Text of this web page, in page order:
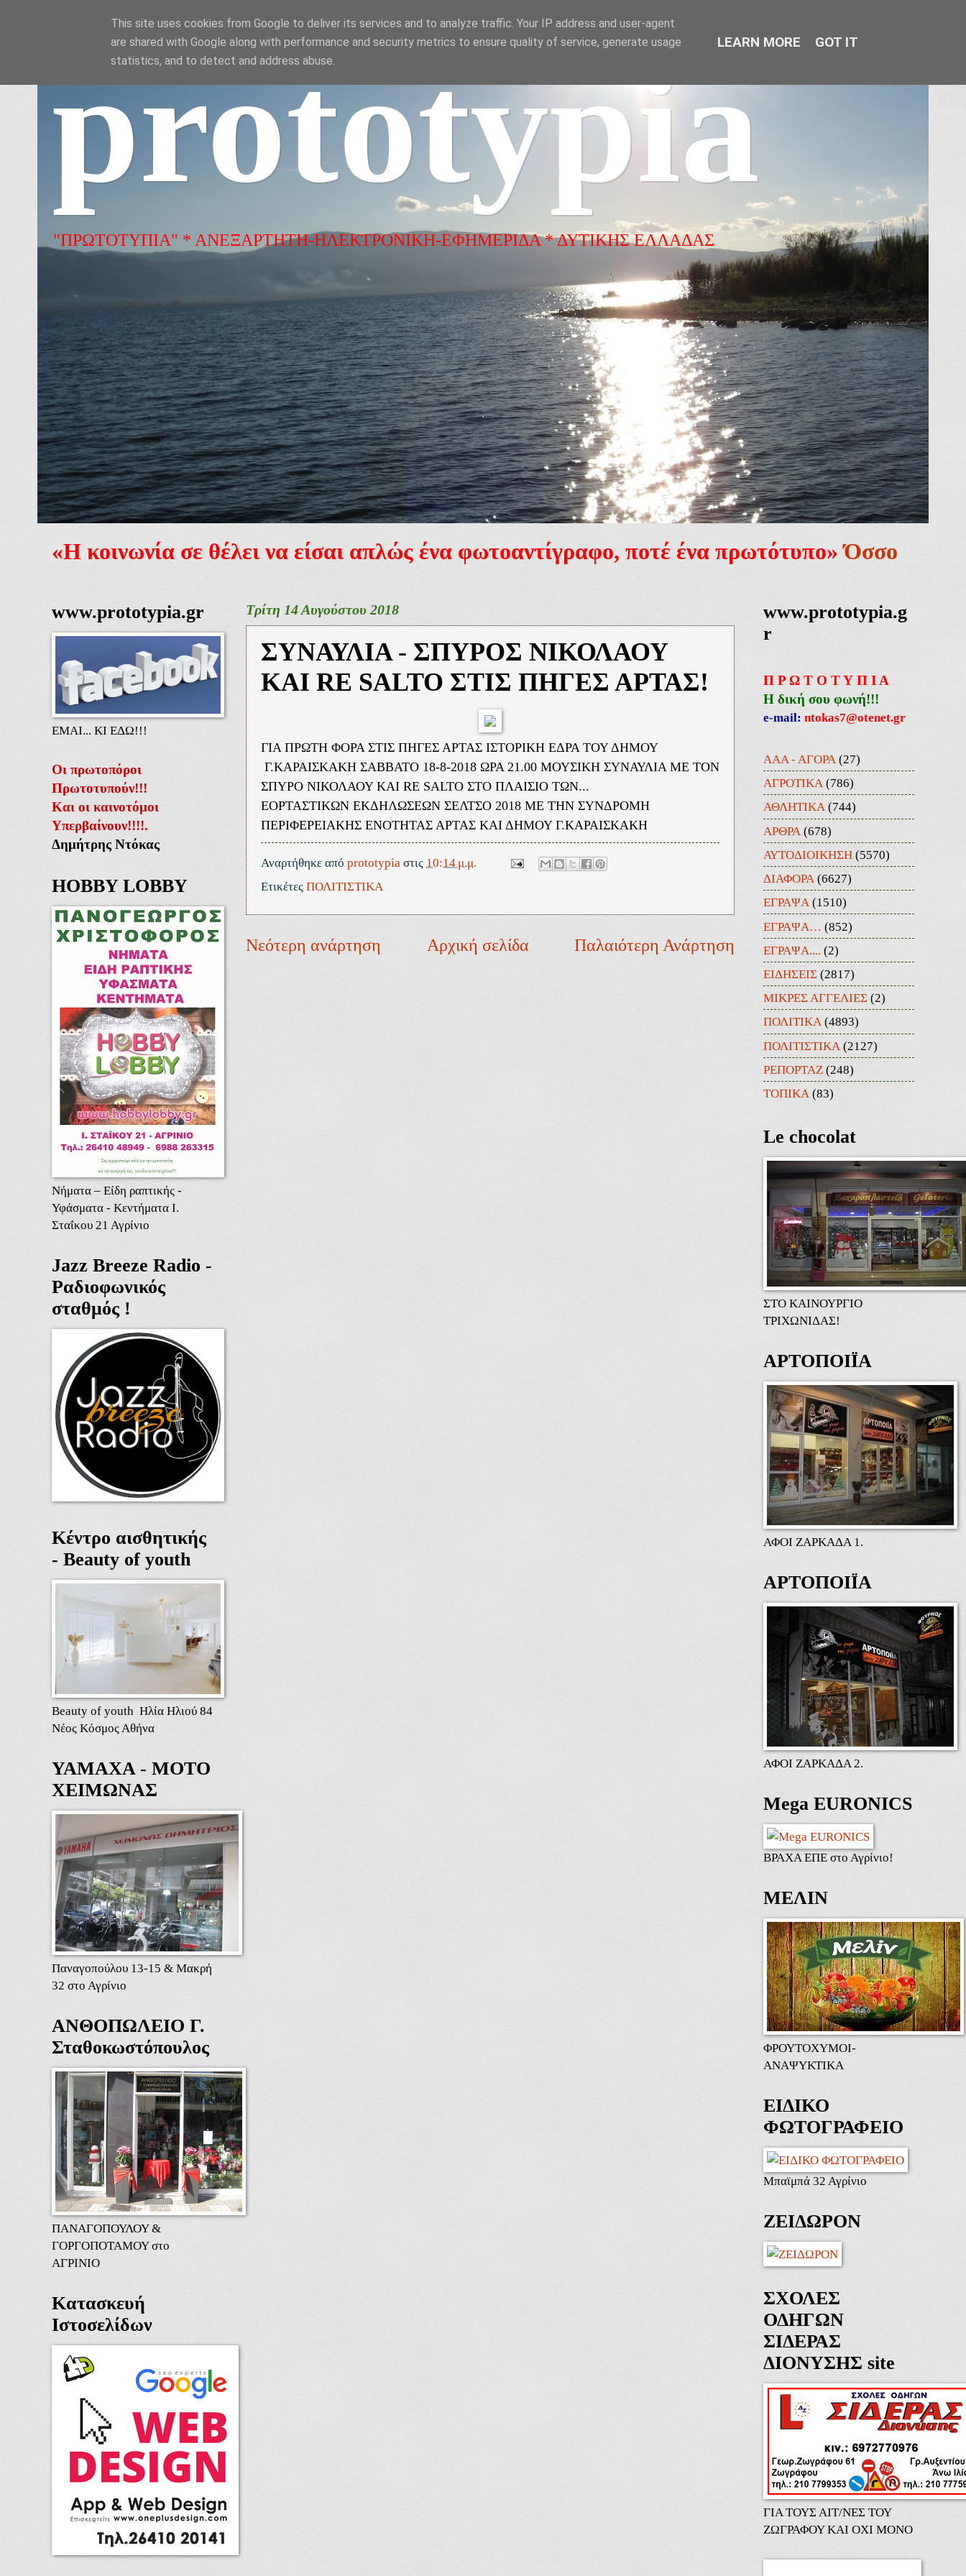
prototypia
"ΠΡΩΤΟΤΥΠΙΑ" * ΑΝΕΞΑΡΤΗΤΗ-ΗΛΕΚΤΡΟΝΙΚΗ-ΕΦΗΜΕΡΙΔΑ * ΔΥΤΙΚΗΣ ΕΛΛΑΔΑΣ
«Η κοινωνία σε θέλει να είσαι απλώς ένα φωτοαντίγραφο, ποτέ ένα πρωτότυπο» Όσσο
Τρίτη 14 Αυγούστου 2018
ΣΥΝΑΥΛΙΑ - ΣΠΥΡΟΣ ΝΙΚΟΛΑΟΥ
ΚΑΙ RE SALTO ΣΤΙΣ ΠΗΓΕΣ ΑΡΤΑΣ!
ΓΙΑ ΠΡΩΤΗ ΦΟΡΑ ΣΤΙΣ ΠΗΓΕΣ ΑΡΤΑΣ ΙΣΤΟΡΙΚΗ ΕΔΡΑ ΤΟΥ ΔΗΜΟΥ
Γ.ΚΑΡΑΙΣΚΑΚΗ ΣΑΒΒΑΤΟ 18-8-2018 ΩΡΑ 21.00 ΜΟΥΣΙΚΗ ΣΥΝΑΥΛΙΑ ΜΕ ΤΟΝ
ΣΠΥΡΟ ΝΙΚΟΛΑΟΥ ΚΑΙ RE SALTO ΣΤΟ ΠΛΑΙΣΙΟ ΤΩΝ...
ΕΟΡΤΑΣΤΙΚΩΝ ΕΚΔΗΛΩΣΕΩΝ ΣΕΛΤΣΟ 2018 ΜΕ ΤΗΝ ΣΥΝΔΡΟΜΗ
ΠΕΡΙΦΕΡΕΙΑΚΗΣ ΕΝΟΤΗΤΑΣ ΑΡΤΑΣ ΚΑΙ ΔΗΜΟΥ Γ.ΚΑΡΑΙΣΚΑΚΗ
Αναρτήθηκε από prototypia στις 10:14 μ.μ.
Ετικέτες ΠΟΛΙΤΙΣΤΙΚΑ
Νεότερη ανάρτηση Παλαιότερη Ανάρτηση
Αρχική σελίδα
www.prototypia.gr
ΕΜΑΙ... ΚΙ ΕΔΩ!!!
Οι πρωτοπόροι
Πρωτοτυπούν!!!
Και οι καινοτόμοι
Υπερβαίνουν!!!!.
Δημήτρης Ντόκας
HOBBY LOBBY
Νήματα – Είδη ραπτικής -
Υφάσματα - Κεντήματα Ι.
Σταΐκου 21 Αγρίνιο
Jazz Breeze Radio -
Ραδιοφωνικός
σταθμός !
Κέντρο αισθητικής
- Beauty of youth
Beauty of youth Ηλία Ηλιού 84
Νέος Κόσμος Αθήνα
ΥΑΜΑΧΑ - ΜΟΤΟ
ΧΕΙΜΩΝΑΣ
Παναγοπούλου 13-15 & Μακρή
32 στο Αγρίνιο
ΑΝΘΟΠΩΛΕΙΟ Γ.
Σταθοκωστόπουλος
ΠΑΝΑΓΟΠΟΥΛΟΥ &
ΓΟΡΓΟΠΟΤΑΜΟΥ στο
ΑΓΡΙΝΙΟ
Κατασκευή
Ιστοσελίδων
www.prototypia.g
r
Π Ρ Ω Τ Ο Τ Υ Π Ι Α
Η δική σου φωνή!!!
e-mail: ntokas7@otenet.gr
ΑΑΑ - ΑΓΟΡΑ (27)
ΑΓΡΟΤΙΚΑ (786)
ΑΘΛΗΤΙΚΑ (744)
ΑΡΘΡΑ (678)
ΑΥΤΟΔΙΟΙΚΗΣΗ (5570)
ΔΙΑΦΟΡΑ (6627)
ΕΓΡΑΨΑ (1510)
ΕΓΡΑΨΑ… (852)
ΕΓΡΑΨΑ.... (2)
ΕΙΔΗΣΕΙΣ (2817)
ΜΙΚΡΕΣ ΑΓΓΕΛΙΕΣ (2)
ΠΟΛΙΤΙΚΑ (4893)
ΠΟΛΙΤΙΣΤΙΚΑ (2127)
ΡΕΠΟΡΤΑΖ (248)
ΤΟΠΙΚΑ (83)
Le chocolat
ΣΤΟ ΚΑΙΝΟΥΡΓΙΟ
ΤΡΙΧΩΝΙΔΑΣ!
ΑΡΤΟΠΟΙΪΑ
ΑΦΟΙ ΖΑΡΚΑΔΑ 1.
ΑΡΤΟΠΟΙΪΑ
ΑΦΟΙ ΖΑΡΚΑΔΑ 2.
Mega EURONICS
ΒΡΑΧΑ ΕΠΕ στο Αγρίνιο!
ΜΕΛΙΝ
ΦΡΟΥΤΟΧΥΜΟΙ-
ΑΝΑΨΥΚΤΙΚΑ
ΕΙΔΙΚΟ
ΦΩΤΟΓΡΑΦΕΙΟ
Μπαϊμπά 32 Αγρίνιο
ΖΕΙΔΩΡΟΝ
ΣΧΟΛΕΣ
ΟΔΗΓΩΝ
ΣΙΔΕΡΑΣ
ΔΙΟΝΥΣΗΣ site
ΓΙΑ ΤΟΥΣ ΑΙΤ/ΝΕΣ ΤΟΥ
ΖΩΓΡΑΦΟΥ KAI OXI MONO
This site uses cookies from Google to deliver its services and to analyze traffic. Your IP address and user-agent
are shared with Google along with performance and security metrics to ensure quality of service, generate usage
statistics, and to detect and address abuse.
LEARN MORE GOT IT